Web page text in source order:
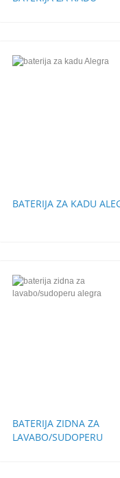
BATERIJA ZA KADU
BATERIJA ZIDNA ZA
LAVABO/SUDOPERU